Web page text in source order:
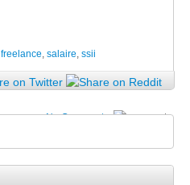
freelance, salaire, ssii
No Comments